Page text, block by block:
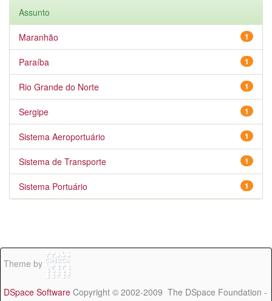
Assunto
1
Maranhão
1
Paraíba
1
Rio Grande do Norte
1
Sergipe
1
Sistema Aeroportuário
1
Sistema de Transporte
1
Sistema Portuário
Theme by
DSpace Software Copyright © 2002-2009 The DSpace Foundation -